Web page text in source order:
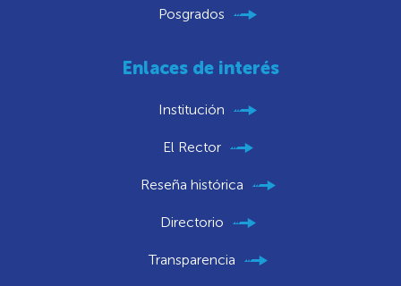
Posgrados
Enlaces de interés
Institución
El Rector
Reseña histórica
Directorio
Transparencia